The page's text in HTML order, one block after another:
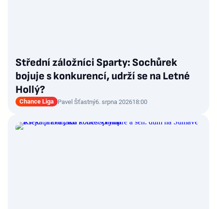
Střední záložníci Sparty: Sochůrek
bojuje s konkurencí, udrží se na Letné
Hollý?
Chance Liga Pavel Šťastný6. srpna 202618:00